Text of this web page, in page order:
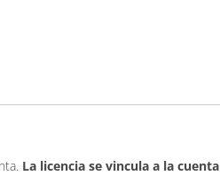
La licencia se vincula a la cuenta